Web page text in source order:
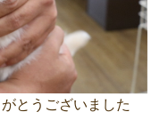
とうございました